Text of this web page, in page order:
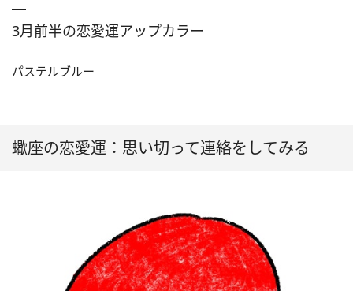
3月前半の恋愛運アップカラー
パステルブルー
蠍座の恋愛運：思い切って連絡をしてみる